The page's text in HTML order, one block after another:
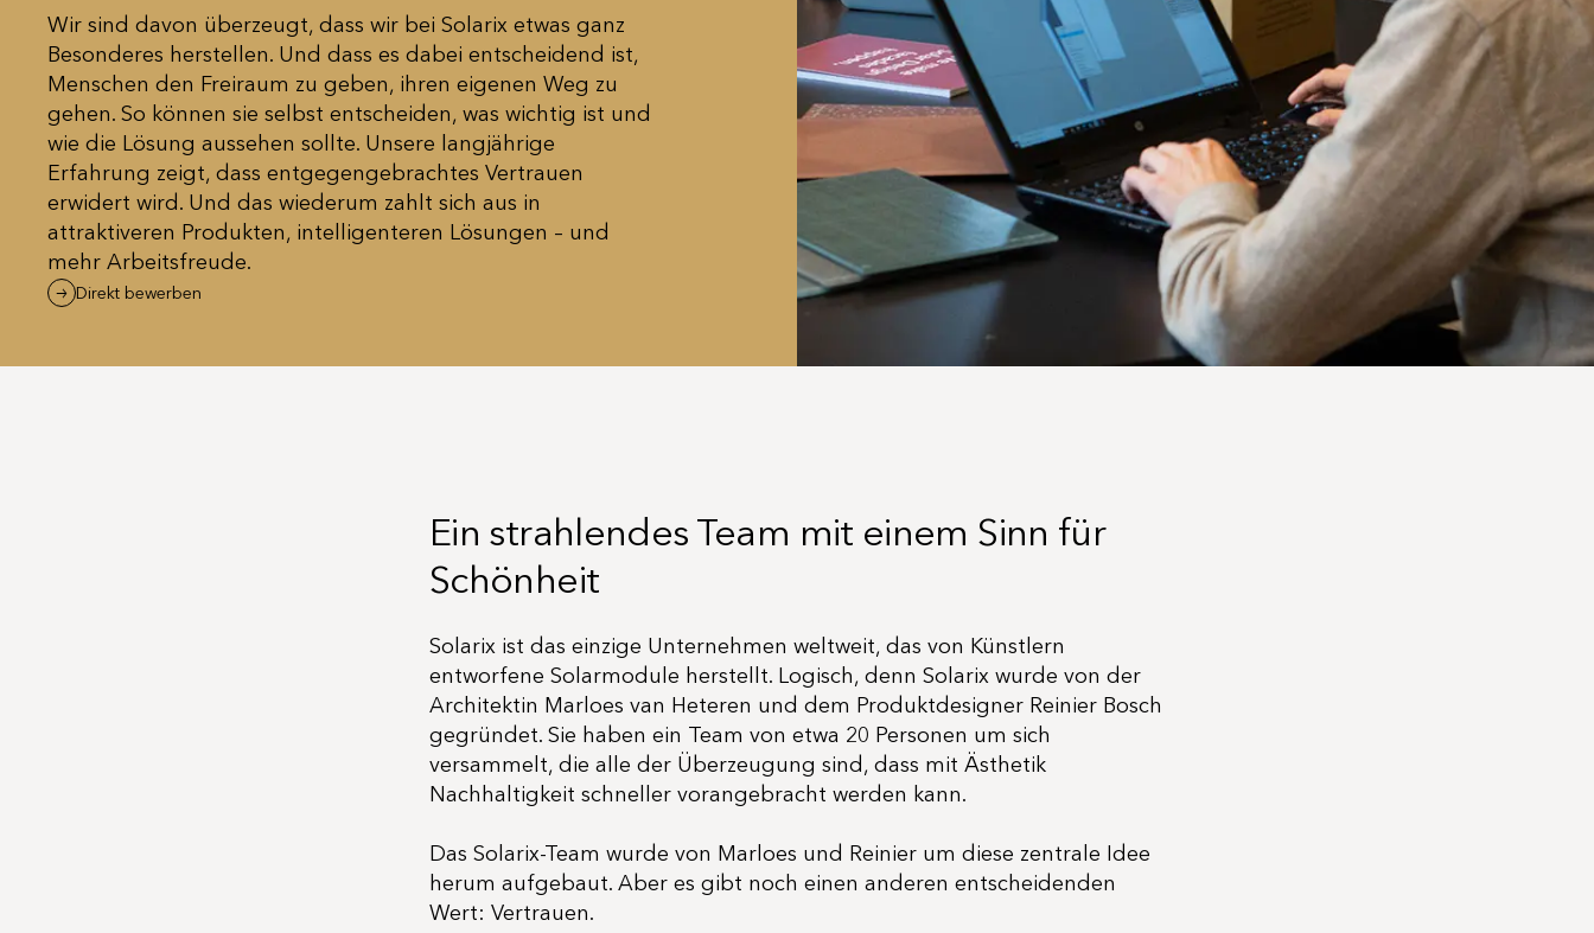
Wir sind davon überzeugt, dass wir bei Solarix etwas ganz
Besonderes herstellen. Und dass es dabei entscheidend ist,
Menschen den Freiraum zu geben, ihren eigenen Weg zu
gehen. So können sie selbst entscheiden, was wichtig ist und
wie die Lösung aussehen sollte. Unsere langjährige
Erfahrung zeigt, dass entgegengebrachtes Vertrauen
erwidert wird. Und das wiederum zahlt sich aus in
attraktiveren Produkten, intelligenteren Lösungen – und
mehr Arbeitsfreude.
Direkt bewerben
Ein strahlendes Team mit einem Sinn für
Schönheit
Solarix ist das einzige Unternehmen weltweit, das von Künstlern
entworfene Solarmodule herstellt. Logisch, denn Solarix wurde von der
Architektin Marloes van Heteren und dem Produktdesigner Reinier Bosch
gegründet. Sie haben ein Team von etwa 20 Personen um sich
versammelt, die alle der Überzeugung sind, dass mit Ästhetik
Nachhaltigkeit schneller vorangebracht werden kann.
Das Solarix-Team wurde von Marloes und Reinier um diese zentrale Idee
herum aufgebaut. Aber es gibt noch einen anderen entscheidenden
Wert: Vertrauen.